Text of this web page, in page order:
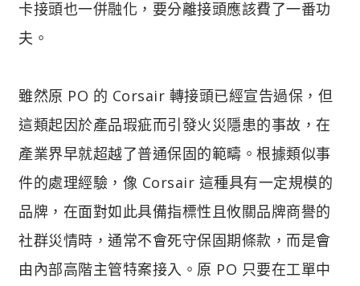
卡接頭也一併融化，要分離接頭應該費了一番功
夫。
雖然原 PO 的 Corsair 轉接頭已經宣告過保，但
這類起因於產品瑕疵而引發火災隱患的事故，在
產業界早就超越了普通保固的範疇。根據類似事
件的處理經驗，像 Corsair 這種具有一定規模的
品牌，在面對如此具備指標性且攸關品牌商譽的
社群災情時，通常不會死守保固期條款，而是會
由內部高階主管特案接入。原 PO 只要在工單中